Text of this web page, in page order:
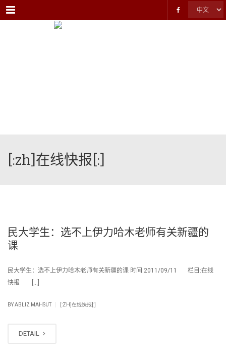
Menu
[:zh]在线快报[:]
民大学生：选不上伊力哈木老师有关新疆的
课
民大学生：选不上伊力哈木老师有关新疆的课 时间:2011/09/11 栏目:在线
快报 […]
BYABLIZ MAHSUT [:ZH]在线快报[:]
DETAIL